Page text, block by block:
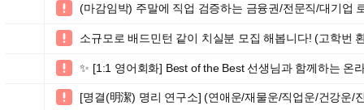
 (마감임박) 주말에 직업 검증하는 금융권/전문직/대기업
 소규모로 배드민턴 같이 치실분 모집 해봅니다! (고학번
 ✨ [1:1 영어회화] Best of the Best 선생님과 함께하는 온

[명결(明潔) 명리 연구소] (연애운/재물운/직업운/건강운/